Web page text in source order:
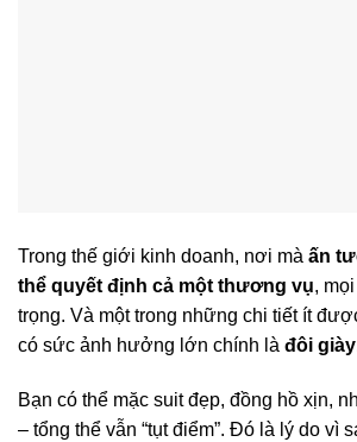
Trong thế giới kinh doanh, nơi mà ấn
thể quyết định cả một thương vụ,
trọng. Và một trong những chi tiết ít
có sức ảnh hưởng lớn chính là đôi giày
Bạn có thể mặc suit đẹp, đồng hồ xịn,
– tổng thể vẫn “tụt điểm”. Đó là lý do vì